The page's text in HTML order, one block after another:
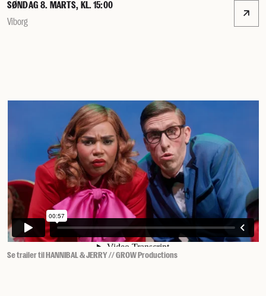
SØNDAG 8. MARTS, KL. 15:00
Viborg
Se trailer til HANNIBAL & JERRY // GROW Productions